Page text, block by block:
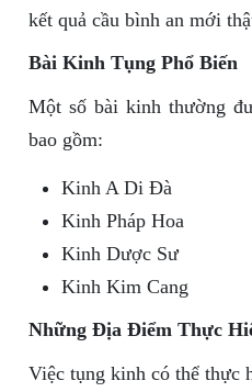
kết quả cầu bình an mới
Bài Kinh Tụng Phổ Biến
Một số bài kinh thường
bao gồm:
Kinh A Di Đà
Kinh Pháp Hoa
Kinh Dược Sư
Kinh Kim Cang
Những Địa Điểm Thực
Việc tụng kinh có thể thực